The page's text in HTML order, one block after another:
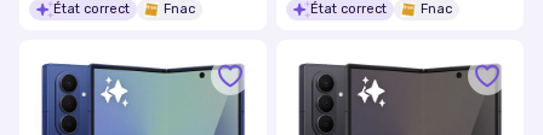
État correct
Fnac
État correct
Fnac